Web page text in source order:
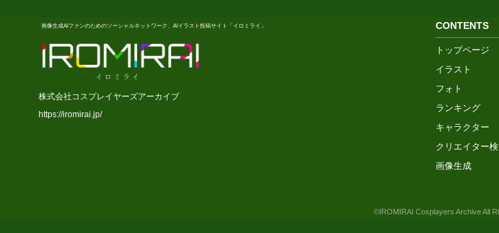
画像生成AIファンのためのソーシャルネットワーク、AIイラスト投稿サイト「イロミライ」
株式会社コスプレイヤーズアーカイブ
https://iromirai.jp/
CONTENTS
トップページ
イラスト
フォト
ランキング
キャラクター
クリエイター
画像生成
©IROMIRAI Cosplayers Archive All